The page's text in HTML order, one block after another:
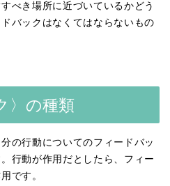
べき場所に近づいているかどう
バックはなくてはならないもの
〉の種類
の行動についてのフィードバッ
行動が作用だとしたら、フィー
です。